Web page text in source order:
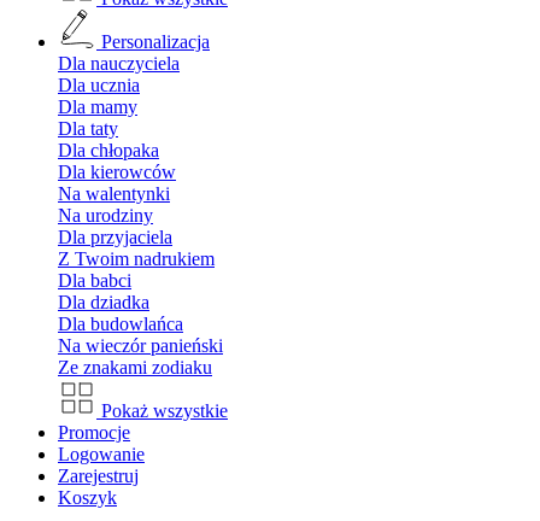
Personalizacja
Dla nauczyciela
Dla ucznia
Dla mamy
Dla taty
Dla chłopaka
Dla kierowców
Na walentynki
Na urodziny
Dla przyjaciela
Z Twoim nadrukiem
Dla babci
Dla dziadka
Dla budowlańca
Na wieczór panieński
Ze znakami zodiaku
Pokaż wszystkie
Promocje
Logowanie
Zarejestruj
Koszyk